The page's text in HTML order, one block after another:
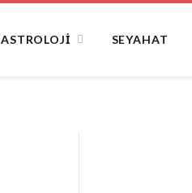
ASTROLOJI SEYAHAT